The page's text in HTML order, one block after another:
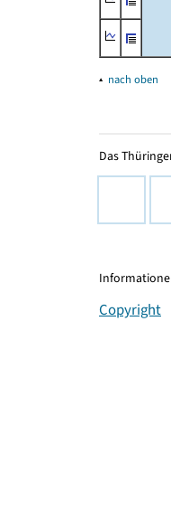
▴ nach oben
Das
Copyright